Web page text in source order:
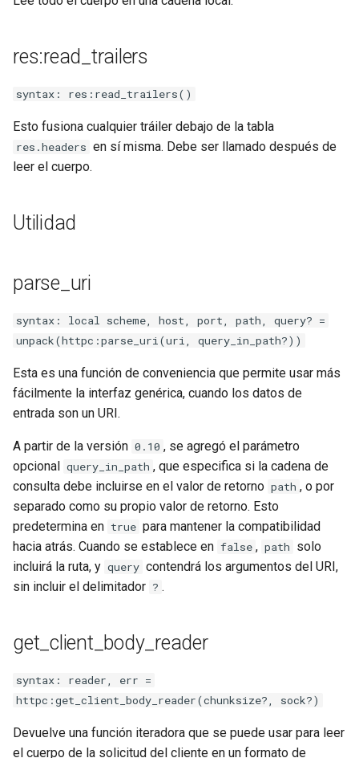
res:read_trailers
syntax: res:read_trailers()
Esto fusiona cualquier tráiler debajo de la tabla
res.headers en sí misma. Debe ser llamado después de
leer el cuerpo.
Utilidad
parse_uri
syntax: local scheme, host, port, path, query? =
unpack(httpc:parse_uri(uri, query_in_path?))
Esta es una función de conveniencia que permite usar más
fácilmente la interfaz genérica, cuando los datos de
entrada son un URI.
A partir de la versión 0.10 , se agregó el parámetro
opcional query_in_path , que especifica si la cadena de
consulta debe incluirse en el valor de retorno path , o por
separado como su propio valor de retorno. Esto
predetermina en true para mantener la compatibilidad
hacia atrás. Cuando se establece en false , path solo
incluirá la ruta, y query contendrá los argumentos del URI,
sin incluir el delimitador ? .
get_client_body_reader
syntax: reader, err =
httpc:get_client_body_reader(chunksize?, sock?)
Devuelve una función iteradora que se puede usar para leer
el cuerpo de la solicitud del cliente en un formato de